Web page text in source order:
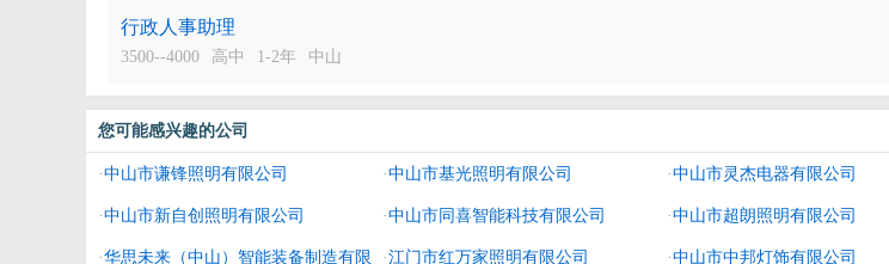
行政人事助理
3500--4000
高中 1-2年 中山
您可能感兴趣的公司
·中山市谦锋照明有限公司 ·中山市基光照明有限公司 ·中山市灵杰电器有限公司
·中山市新自创照明有限公司 ·中山市同喜智能科技有限公司 ·中山市超朗照明有限公司
·华思未来（中山）智能装备制造有限 ·江门市红万家照明有限公司 ·中山市中邦灯饰有限公司